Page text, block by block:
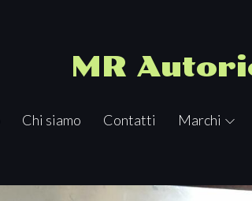
MR
Chi siamo Contatti Marchi